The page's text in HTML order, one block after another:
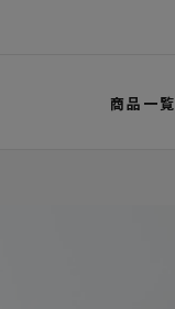
商品一覧